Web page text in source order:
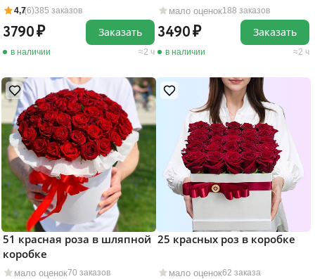
4,7(6)385 заказов
3790
в наличии 2 ч
Заказать
мало оценок188 заказов
3490
в наличии 2 ч
Заказать
мало оценок70 заказов
51 красная роза в шляпной
коробке
мало оценок62 заказа
25 красных роз в коробке